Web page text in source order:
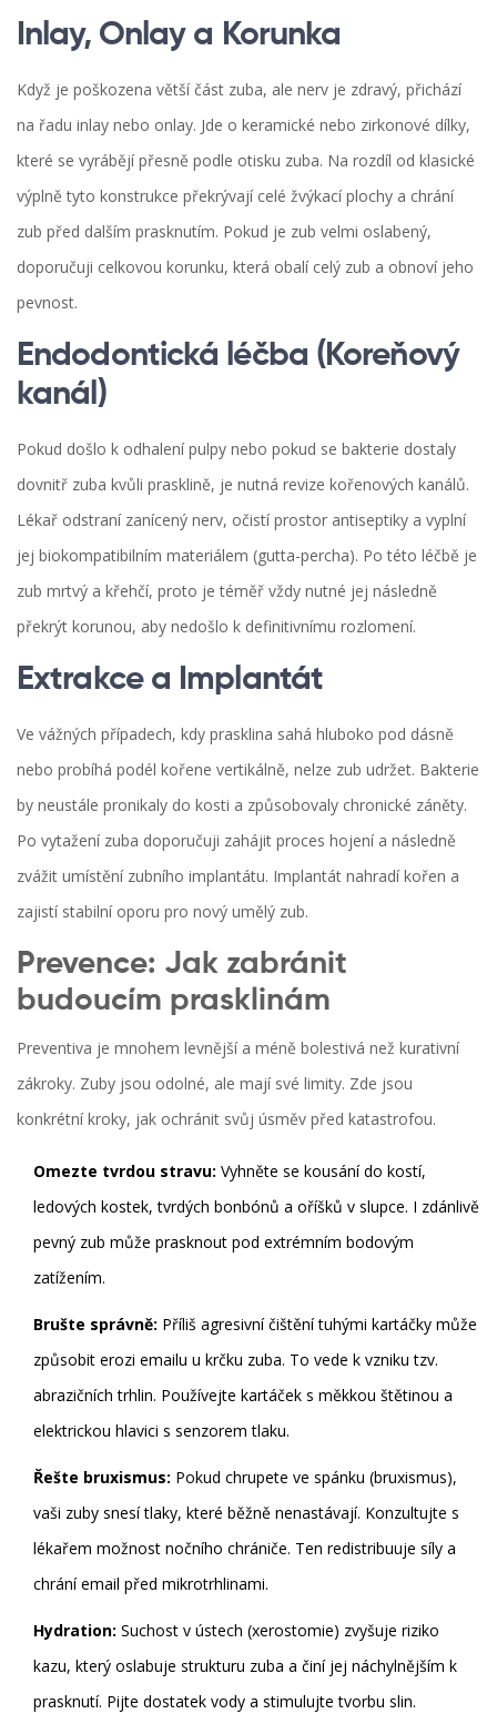
Inlay, Onlay a Korunka
Když je poškozena větší část zuba, ale nerv je zdravý, přichází
na řadu inlay nebo onlay. Jde o keramické nebo zirkonové dílky,
které se vyrábějí přesně podle otisku zuba. Na rozdíl od klasické
výplně tyto konstrukce překrývají celé žvýkací plochy a chrání
zub před dalším prasknutím. Pokud je zub velmi oslabený,
doporučuji celkovou korunku, která obalí celý zub a obnoví jeho
pevnost.
Endodontická léčba (Koreňový
kanál)
Pokud došlo k odhalení pulpy nebo pokud se bakterie dostaly
dovnitř zuba kvůli prasklině, je nutná revize kořenových kanálů.
Lékař odstraní zanícený nerv, očistí prostor antiseptiky a vyplní
jej biokompatibilním materiálem (gutta-percha). Po této léčbě je
zub mrtvý a křehčí, proto je téměř vždy nutné jej následně
překrýt korunou, aby nedošlo k definitivnímu rozlomení.
Extrakce a Implantát
Ve vážných případech, kdy prasklina sahá hluboko pod dásně
nebo probíhá podél kořene vertikálně, nelze zub udržet. Bakterie
by neustále pronikaly do kosti a způsobovaly chronické záněty.
Po vytažení zuba doporučuji zahájit proces hojení a následně
zvážit umístění zubního implantátu. Implantát nahradí kořen a
zajistí stabilní oporu pro nový umělý zub.
Prevence: Jak zabránit
budoucím prasklinám
Preventiva je mnohem levnější a méně bolestivá než kurativní
zákroky. Zuby jsou odolné, ale mají své limity. Zde jsou
konkrétní kroky, jak ochránit svůj úsměv před katastrofou.
Omezte tvrdou stravu: Vyhněte se kousání do kostí,
ledových kostek, tvrdých bonbónů a oříšků v slupce. I zdánlivě
pevný zub může prasknout pod extrémním bodovým
zatížením.
Brušte správně: Příliš agresivní čištění tuhými kartáčky může
způsobit erozi emailu u krčku zuba. To vede k vzniku tzv.
abrazičních trhlin. Používejte kartáček s měkkou štětinou a
elektrickou hlavici s senzorem tlaku.
Řešte bruxismus: Pokud chrupete ve spánku (bruxismus),
vaši zuby snesí tlaky, které běžně nenastávají. Konzultujte s
lékařem možnost nočního chrániče. Ten redistribuuje síly a
chrání email před mikrotrhlinami.
Hydration: Suchost v ústech (xerostomie) zvyšuje riziko
kazu, který oslabuje strukturu zuba a činí jej náchylnějším k
prasknutí. Pijte dostatek vody a stimulujte tvorbu slin.